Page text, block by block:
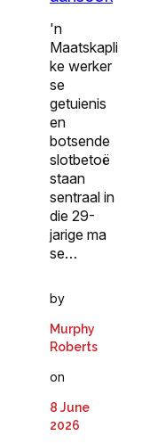
'n
Maatskapli
ke werker
se
getuienis
en
botsende
slotbetoë
staan
sentraal in
die 29-
jarige ma
se…
by
Murphy
Roberts
on
8 June
2026